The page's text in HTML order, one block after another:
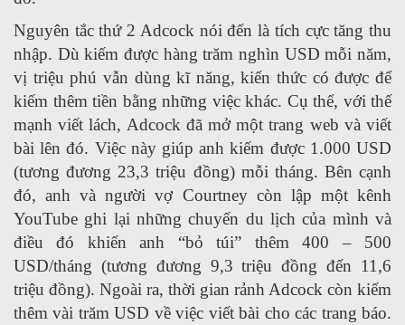
Nguyên tắc thứ 2 Adcock nói đến là tích cực tăng thu
nhập. Dù kiếm được hàng trăm nghìn USD mỗi năm,
vị triệu phú vẫn dùng kĩ năng, kiến thức có được để
kiếm thêm tiền bằng những việc khác. Cụ thể, với thế
mạnh viết lách, Adcock đã mở một trang web và viết
bài lên đó. Việc này giúp anh kiếm được 1.000 USD
(tương đương 23,3 triệu đồng) mỗi tháng. Bên cạnh
đó, anh và người vợ Courtney còn lập một kênh
YouTube ghi lại những chuyến du lịch của mình và
điều đó khiến anh “bỏ túi” thêm 400 – 500
USD/tháng (tương đương 9,3 triệu đồng đến 11,6
triệu đồng). Ngoài ra, thời gian rảnh Adcock còn kiếm
thêm vài trăm USD về việc viết bài cho các trang báo.